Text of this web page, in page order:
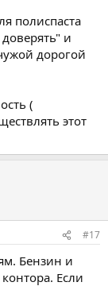
полиспаста
и
дорогой
(
этот
#17
Бензин и
Если